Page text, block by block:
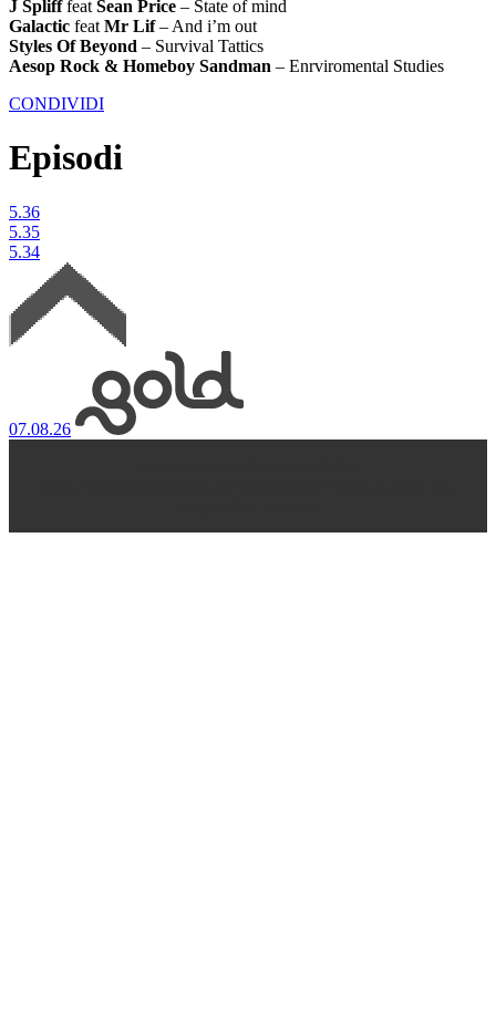
J Splifffeat Sean Price – State of mind
Galactic feat Mr Lif– And i’m out
Styles Of Beyond – Survival Tattics
Aesop Rock & Homeboy Sandman – Enrviromental Studies
CONDIVIDI
Episodi
5.36
5.35
5.34
07.08.26